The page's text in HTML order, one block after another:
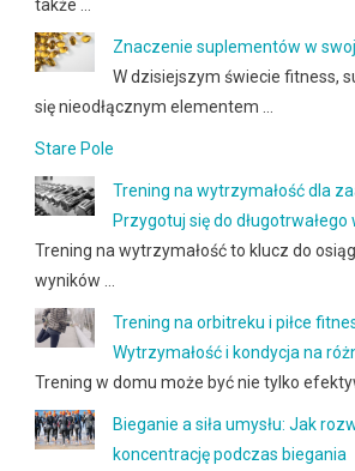
także …
Znaczenie suplementów w
W dzisiejszym świecie fitness,
się nieodłącznym elementem …
Stare Pole
Trening na wytrzymałość dla
Przygotuj się do długotrwałego
Trening na wytrzymałość to klucz do
wyników …
Trening na orbitreku i piłce
Wytrzymałość i kondycja na
Trening w domu może być nie tylko
Bieganie a siła umysłu: Jak
koncentrację podczas biegania